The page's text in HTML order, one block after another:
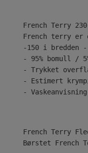
French Terry 230
French terry er
-150 i bredden
- 95% bomull /
- Trykket
- Estimert
-
Børstet French